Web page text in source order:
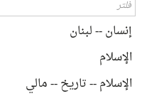
إنسان -- لبنان
الإسلام
الإسلام -- تاريخ -- مالي